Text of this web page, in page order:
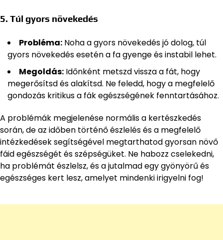
5. Túl gyors növekedés
Probléma: Noha a gyors növekedés jó dolog, túl
gyors növekedés esetén a fa gyenge és instabil lehet.
Megoldás: Időnként metszd vissza a fát, hogy
megerősítsd és alakítsd. Ne feledd, hogy a megfelelő
gondozás kritikus a fák egészségének fenntartásához.
A problémák megjelenése normális a kertészkedés
során, de az időben történő észlelés és a megfelelő
intézkedések segítségével megtarthatod gyorsan növő
fáid egészségét és szépségüket. Ne habozz cselekedni,
ha problémát észlelsz, és a jutalmad egy gyönyörű és
egészséges kert lesz, amelyet mindenki irigyelni fog!